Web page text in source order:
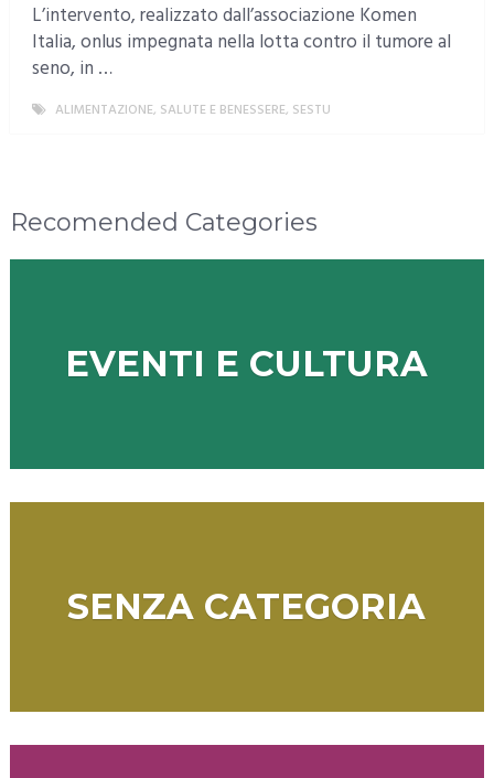
L’intervento, realizzato dall’associazione Komen
Italia, onlus impegnata nella lotta contro il tumore al
seno, in …
ALIMENTAZIONE, SALUTE E BENESSERE, SESTU
Recomended Categories
EVENTI E CULTURA
SENZA CATEGORIA